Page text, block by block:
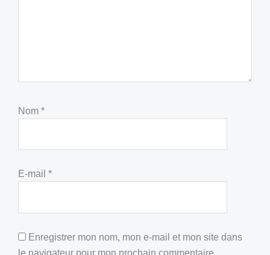
Nom *
E-mail *
Enregistrer mon nom, mon e-mail et mon site dans
le navigateur pour mon prochain commentaire.